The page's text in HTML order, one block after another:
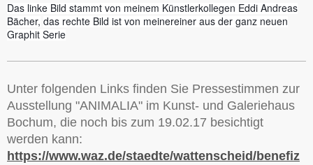
Das linke Bild stammt von meinem Künstlerkollegen Eddi Andreas
Bächer, das rechte Bild ist von meinereiner aus der ganz neuen
Graphit Serie
Unter folgenden Links finden Sie Pressestimmen zur
Ausstellung "ANIMALIA" im Kunst- und Galeriehaus
Bochum, die noch bis zum 19.02.17 besichtigt
werden kann:
https://www.waz.de/staedte/wattenscheid/benefiz